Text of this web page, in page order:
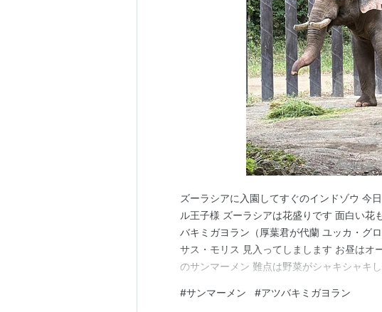
ズーラシアに入園してすぐのインドゾウ 今
ル王子様 ズーラシアは花盛りです 面白い花
バキミガヨラン（厚葉君が代蘭 ユッカ・グ
サス・モリス 見入ってしまします お昼はオ
のサンマーメン 難点は野菜がシャキシャキ
#サンマーメン #アツバキミガヨラン